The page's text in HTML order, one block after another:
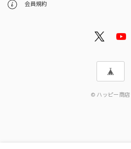
会員規約
© ハッピー商店